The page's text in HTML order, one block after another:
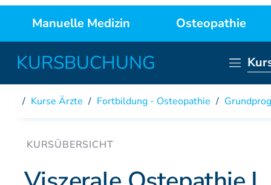
Manuelle Medizin
Was ist das?
Anwendungsgebiete
Osteopathie
Warum Osteopathie?
Kursprogramme
Kurse Ärzte / Fortbildung - Osteopathie /